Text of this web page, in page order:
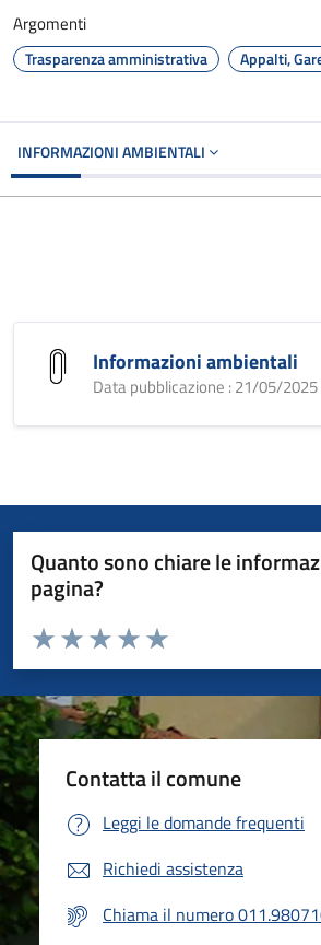
Argomenti
Trasparenza amministrativa Appalti,
INFORMAZIONI AMBIENTALI
Informazioni ambientali
Data pubblicazione : 21/05/
Quanto sono chiare le
pagina?
Valuta da 1 a 5 stelle la pagina
Valuta 5 stelle su 5
Valuta 4 stelle su 5
Valuta 3 stelle su 5
Valuta 2 stelle su 5
Valuta 1 stelle su 5
Contatta il comune
Leggi le domande frequenti
Richiedi assistenza
Chiama il numero